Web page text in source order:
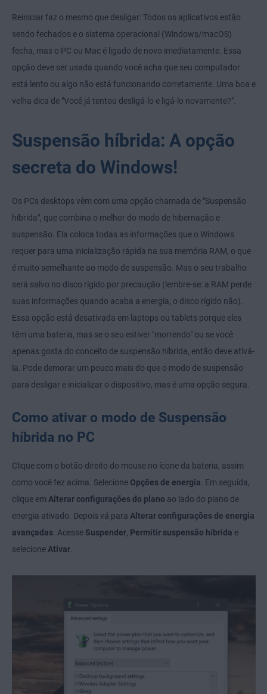
Reiniciar faz o mesmo que desligar: Todos os aplicativos estão
sendo fechados e o sistema operacional (Windows/macOS)
fecha, mas o PC ou Mac é ligado de novo imediatamente. Essa
opção deve ser usada quando você acha que seu computador
está lento ou algo não está funcionando corretamente. Uma boa e
velha dica de "Você já tentou desligá-lo e ligá-lo novamente?".
Suspensão híbrida: A opção
secreta do Windows!
Os PCs desktops vêm com uma opção chamada de "Suspensão
híbrida", que combina o melhor do modo de hibernação e
suspensão. Ela coloca todas as informações que o Windows
requer para uma inicialização rápida na sua memória RAM, o que
é muito semelhante ao modo de suspensão. Mas o seu trabalho
será salvo no disco rígido por precaução (lembre-se: a RAM perde
suas informações quando acaba a energia, o disco rígido não).
Essa opção está desativada em laptops ou tablets porque eles
têm uma bateria, mas se o seu estiver "morrendo" ou se você
apenas gosta do conceito de suspensão híbrida, então deve ativá-
la. Pode demorar um pouco mais do que o modo de suspensão
para desligar e inicializar o dispositivo, mas é uma opção segura.
Como ativar o modo de Suspensão
híbrida no PC
Clique com o botão direito do mouse no ícone da bateria, assim
como você fez acima. Selecione Opções de energia . Em seguida,
clique em Alterar configurações do plano ao lado do plano de
energia ativado. Depois vá para Alterar configurações de energia
avançadas . Acesse Suspender Permitir suspensão híbrida e
selecione Ativar